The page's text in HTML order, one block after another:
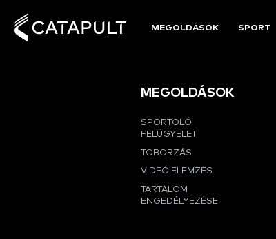
MEGOLDÁSOK SPORT
MEGOLDÁSOK
SPORTOLÓI
FELÜGYELET
TOBORZÁS
VIDEÓ ELEMZÉS
TARTALOM
ENGEDÉLYEZÉSE